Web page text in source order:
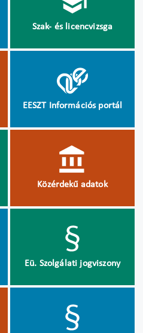
Szak- és licencvizsga
EESZT Információs portál
Közérdekű adatok
Eü. Szolgálati jogviszony